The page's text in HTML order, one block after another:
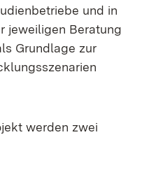
und in
jeweiligen Beratung
Grundlage zur
werden zwei